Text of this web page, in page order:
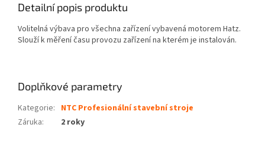
Detailní popis produktu
Volitelná výbava pro všechna zařízení vybavená motorem Hatz.
Slouží k měření času provozu zařízení na kterém je instalován.
Doplňkové parametry
Kategorie: NTC Profesionální stavební stroje
Záruka: 2 roky